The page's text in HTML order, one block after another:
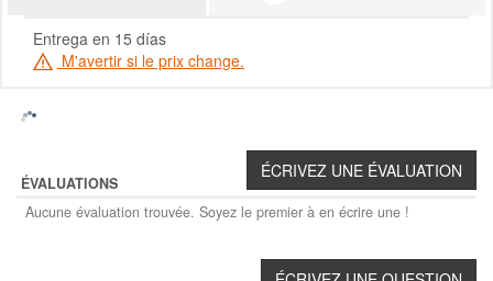
Entrega en 15 días
M'avertir si le prix change.
ÉVALUATIONS
Aucune évaluation trouvée. Soyez le premier à en écrire une !